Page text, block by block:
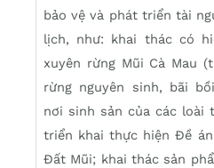
bảo vệ và phát triển tài
lịch, như: khai thác có
xuyên rừng Mũi Cà Mau
rừng nguyên sinh, bãi
nơi sinh sản của các loài
triển khai thực hiện Ðề
Ðất Mũi; khai thác sản